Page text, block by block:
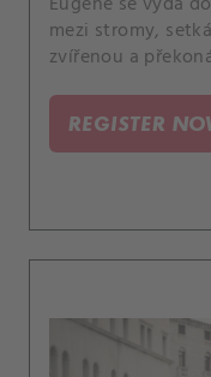
mezi stromy,
zvířenou a
REGISTER